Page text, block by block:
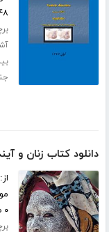
۴۸
دانلود کتاب زنان و
از:
۰ صفحه